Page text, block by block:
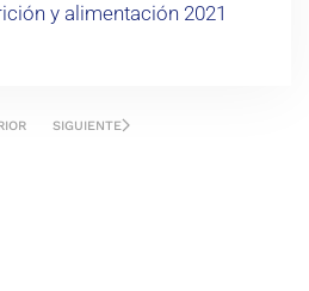
y alimentación 2021
SIGUIENTE